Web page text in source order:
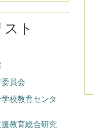
ト
員会
校教育センタ
教育総合研究